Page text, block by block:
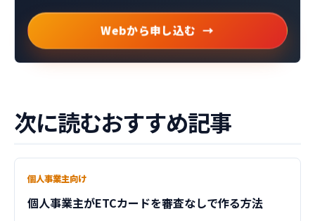
Webから申し込む
次に読むおすすめ記事
個人事業主向け
個人事業主がETCカードを審査なしで作る方法